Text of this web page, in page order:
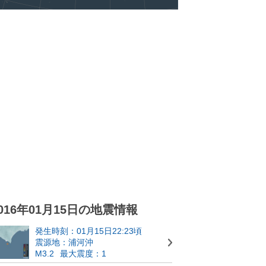
年01月15日の地震情報
発生時刻：01月15日22:23頃
震源地：浦河沖
M3.2
最大震度：1